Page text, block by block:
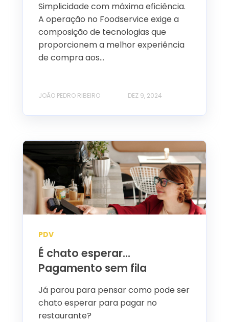
Simplicidade com máxima eficiência.
A operação no Foodservice exige a
composição de tecnologias que
proporcionem a melhor experiência
de compra aos...
JOÃO PEDRO RIBEIRO DEZ 9, 2024
PDV
É chato esperar...
Pagamento sem fila
Já parou para pensar como pode ser
chato esperar para pagar no
restaurante?